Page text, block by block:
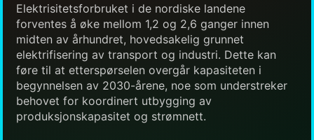
Elektrisitetsforbruket i de nordiske landene
forventes å øke mellom 1,2 og 2,6 ganger innen
midten av århundret, hovedsakelig grunnet
elektrifisering av transport og industri. Dette kan
føre til at etterspørselen overgår kapasiteten i
begynnelsen av 2030-årene, noe som understreker
behovet for koordinert utbygging av
produksjonskapasitet og strømnett.